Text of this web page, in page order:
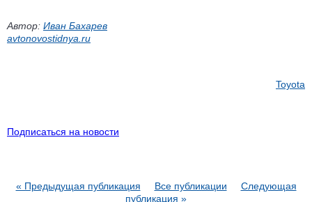
Автор: Иван Бахарев
avtonovostidnya.ru
Toyota
Подписаться на новости
« Предыдущая публикация Все публикации
Следующая
публикация »